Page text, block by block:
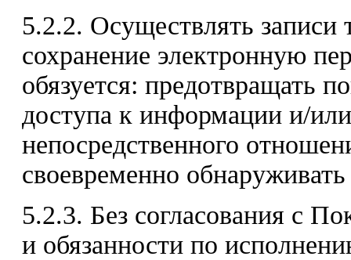
5.2.2. Осуществлять записи
сохранение электронную
обязуется: предотвращать
доступа к информации и/
непосредственного
своевременно
5.2.3. Без согласования с
и обязанности по